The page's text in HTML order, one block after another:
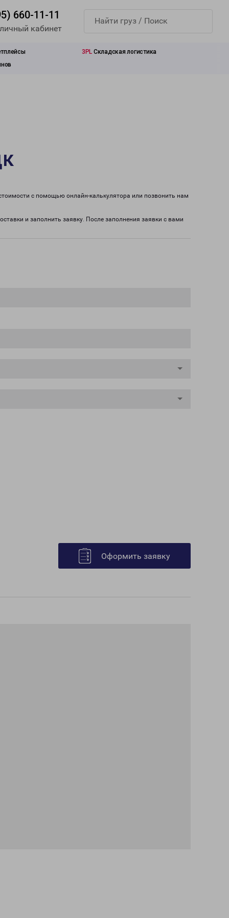
660-11-11
кабинет
3PL Складская логистика
с помощью онлайн-калькулятора или позвонить нам
и заполнить заявку. После заполнения заявки с вами
Оформить заявку